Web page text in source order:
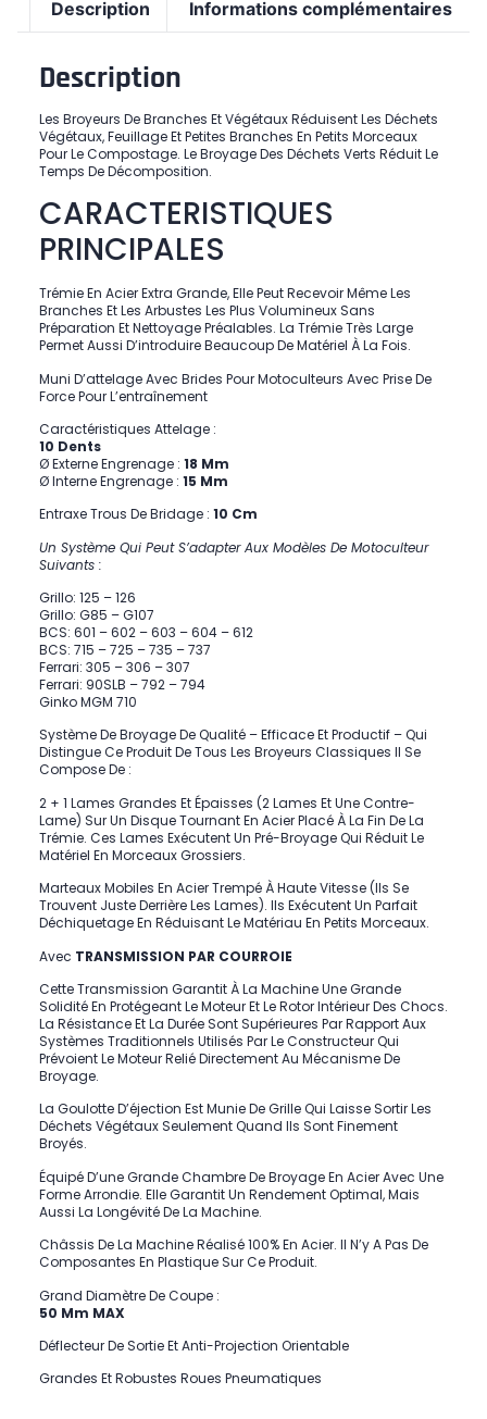
Description Informations complémentaires
Description
Les Broyeurs De Branches Et Végétaux Réduisent Les Déchets
Végétaux, Feuillage Et Petites Branches En Petits Morceaux
Pour Le Compostage. Le Broyage Des Déchets Verts Réduit Le
Temps De Décomposition.
CARACTERISTIQUES
PRINCIPALES
Trémie En Acier Extra Grande, Elle Peut Recevoir Même Les
Branches Et Les Arbustes Les Plus Volumineux Sans
Préparation Et Nettoyage Préalables. La Trémie Très Large
Permet Aussi D’introduire Beaucoup De Matériel À La Fois.
Muni D’attelage Avec Brides Pour Motoculteurs Avec Prise De
Force Pour L’entraînement
Caractéristiques Attelage :
10 Dents
Ø Externe Engrenage : 18 Mm
Ø Interne Engrenage : 15 Mm
Entraxe Trous De Bridage : 10 Cm
Un Système Qui Peut S’adapter Aux Modèles De Motoculteur
Suivants :
Grillo: 125 – 126
Grillo: G85 – G107
BCS: 601 – 602 – 603 – 604 – 612
BCS: 715 – 725 – 735 – 737
Ferrari: 305 – 306 – 307
Ferrari: 90SLB – 792 – 794
Ginko MGM 710
Système De Broyage De Qualité – Efficace Et Productif – Qui
Distingue Ce Produit De Tous Les Broyeurs Classiques Il Se
Compose De :
2 + 1 Lames Grandes Et Épaisses (2 Lames Et Une Contre-
Lame) Sur Un Disque Tournant En Acier Placé À La Fin De La
Trémie. Ces Lames Exécutent Un Pré-Broyage Qui Réduit Le
Matériel En Morceaux Grossiers.
Marteaux Mobiles En Acier Trempé À Haute Vitesse (ils Se
Trouvent Juste Derrière Les Lames). Ils Exécutent Un Parfait
Déchiquetage En Réduisant Le Matériau En Petits Morceaux.
Avec TRANSMISSION PAR COURROIE
Cette Transmission Garantit À La Machine Une Grande
Solidité En Protégeant Le Moteur Et Le Rotor Intérieur Des Chocs.
La Résistance Et La Durée Sont Supérieures Par Rapport Aux
Systèmes Traditionnels Utilisés Par Le Constructeur Qui
Prévoient Le Moteur Relié Directement Au Mécanisme De
Broyage.
La Goulotte D’éjection Est Munie De Grille Qui Laisse Sortir Les
Déchets Végétaux Seulement Quand Ils Sont Finement
Broyés.
Équipé D’une Grande Chambre De Broyage En Acier Avec Une
Forme Arrondie. Elle Garantit Un Rendement Optimal, Mais
Aussi La Longévité De La Machine.
Châssis De La Machine Réalisé 100% En Acier. Il N’y A Pas De
Composantes En Plastique Sur Ce Produit.
Grand Diamètre De Coupe :
50 Mm MAX
Déflecteur De Sortie Et Anti-Projection Orientable
Grandes Et Robustes Roues Pneumatiques